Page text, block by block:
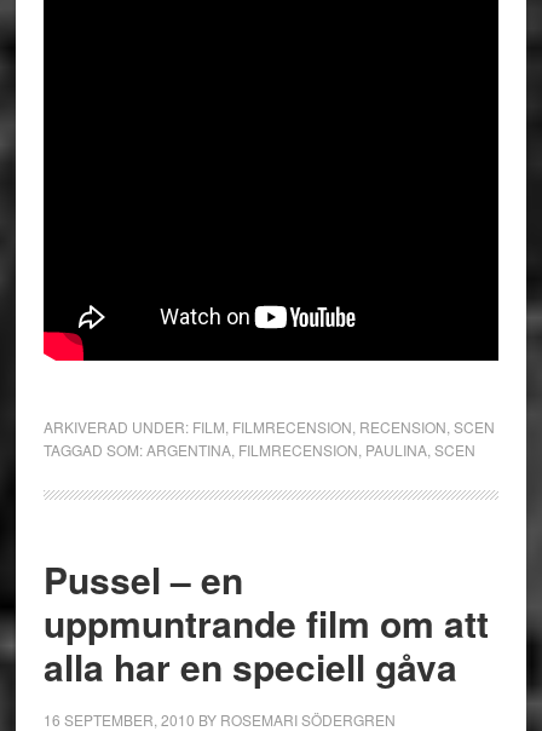
ARKIVERAD UNDER: FILM FILMRECENSION RECENSION SCEN
TAGGAD SOM:ARGENTINA, FILMRECENSION PAULINA, SCEN
Pussel – en
uppmuntrande film om att
alla har en speciell gåva
16 SEPTEMBER, 2010 BY ROSEMARI SÖDERGREN